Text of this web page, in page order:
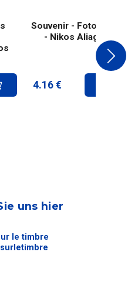
Souvenir - Fotografie
- Nikos Aliagas
4.16 €
uns hier
le timbre